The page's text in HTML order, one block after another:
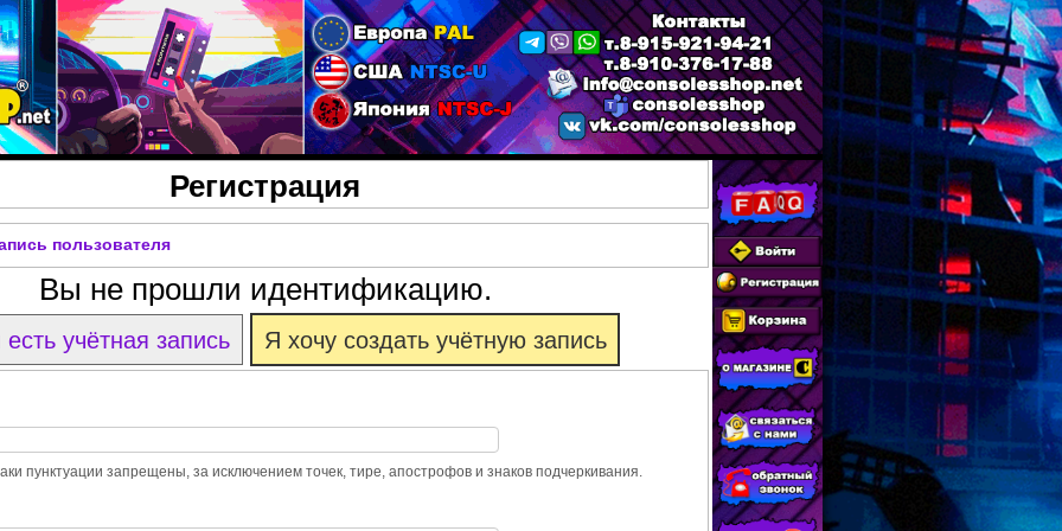
Перейти к основному
содержанию
Регистрация
пользователя
Вы не прошли идентификацию.
учётная запись Я хочу создать учётную запись
пунктуации запрещены, за исключением точек, тире, апострофов и знаков подчеркивания.